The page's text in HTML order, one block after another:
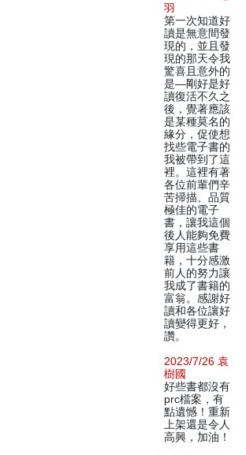
羽
第一次知道好
讀是無意間發
現的，並且發
現的那天令我
驚喜且意外的
是—剛好是好
讀復活不久之
後，覺著應該
是某種莫名的
緣分，促使想
找些電子書的
我被帶到了這
裡。這裡有著
各位前輩們辛
苦掃描、品質
極佳的電子
書，讓我這個
後人能夠免費
享用這些書
籍，十分感激
前人的努力讓
我成了書籍的
富翁。感謝好
讀和各位讓好
讀變得更好，
讚。
2023/7/26 袁
樹國
好些書都沒有
prc檔案，有
點遺憾！重新
上架還是令人
高興，加油！